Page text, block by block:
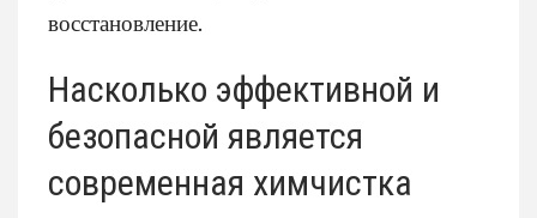
восстановление.
Насколько эффективной и
безопасной является
современная химчистка